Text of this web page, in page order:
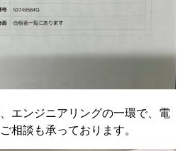
エンジニアリングの一環で、電
相談も承っております。